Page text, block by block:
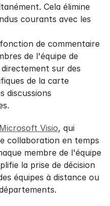
Cela élimine
courants avec les
de commentaire
de l'équipe de
sur des
de la carte
discussions
Microsoft Visio, qui
collaboration en temps
membre de l'équipe
la prise de décision
équipes à distance ou